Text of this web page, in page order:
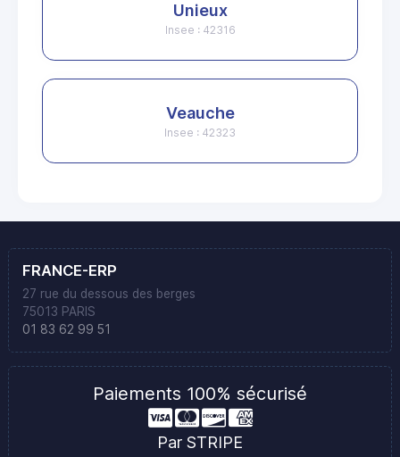
Unieux
Insee : 42316
Veauche
Insee : 42323
FRANCE-ERP
27 rue du dessous des berges
75013 PARIS
01 83 62 99 51
Paiements 100% sécurisé
Par STRIPE